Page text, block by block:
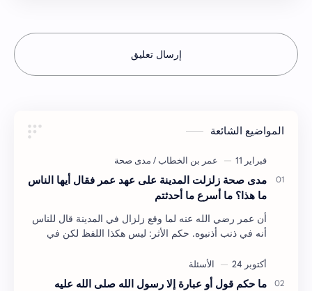
إرسال تعليق
المواضيع الشائعة
مدى صحة زلزلت المدينة على عهد عمر فقال أيها الناس
ما هذا؟ ما أسرع ما أحدثتم
أن عمر رضي الله عنه لما وقع زلزال في المدينة قال للناس
أنه في ذنب أذنبوه. حكم الأثر: ليس هكذا اللفظ لكن في
ما حكم قول أو عبارة إلا رسول الله صلى الله عليه